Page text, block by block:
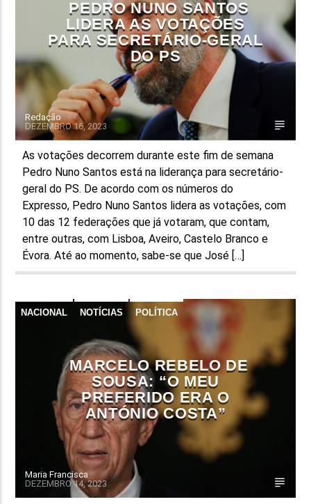
PEDRO NUNO SANTOS
LIDERA AS VOTAÇÕES
PARA SECRETÁRIO-GERAL
DO PS
Redação
DEZEMBRO 16, 2023
As votações decorrem durante este fim de semana
Pedro Nuno Santos está na liderança para secretário-
geral do PS. De acordo com os números do
Expresso, Pedro Nuno Santos lidera as votações, com
10 das 12 federações que já votaram, que contam,
entre outras, com Lisboa, Aveiro, Castelo Branco e
Évora. Até ao momento, sabe-se que José […]
NACIONAL NOTÍCIAS POLÍTICA
MARCELO REBELO DE
SOUSA: “O MEU
PREFERIDO ERA O
ANTÓNIO COSTA”
Maria Francisca
DEZEMBRO 14, 2023